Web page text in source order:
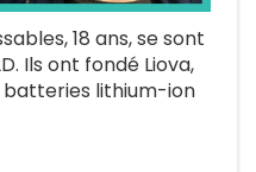
18 ans, se sont
Ils ont fondé Liova,
batteries lithium-ion